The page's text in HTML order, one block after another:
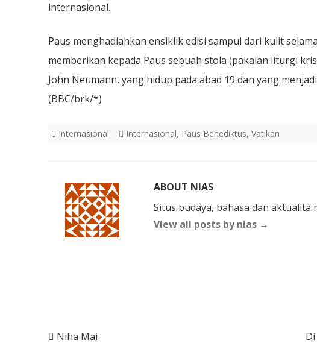
internasional.
Paus menghadiahkan ensiklik edisi sampul dari kulit
memberikan kepada Paus sebuah stola (pakaian liturgi
John Neumann, yang hidup pada abad 19 dan yang
(BBC/brk/*)
Internasional Internasional, Paus Benediktus, Vatikan
ABOUT NIAS
Situs budaya, bahasa dan aktualita
View all posts by nias →
Post
Niha Mai